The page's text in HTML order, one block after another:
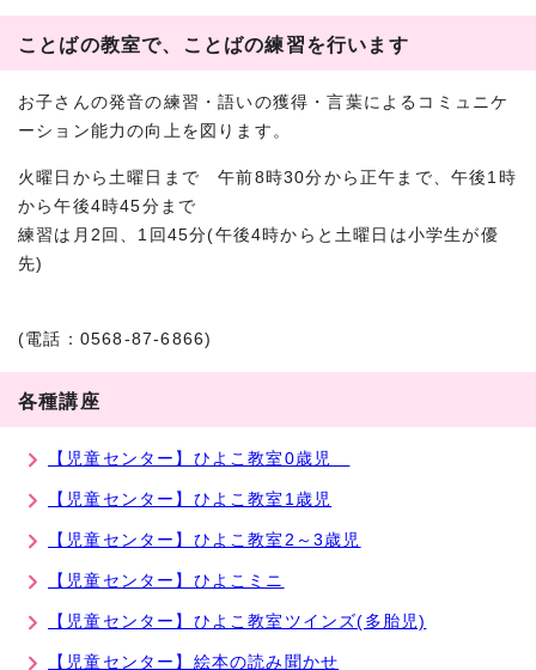
ことばの教室で、ことばの練習を行います
お子さんの発音の練習・語いの獲得・言葉によるコミュニケ
ーション能力の向上を図ります。
火曜日から土曜日まで 午前8時30分から正午まで、午後1時
から午後4時45分まで
練習は月2回、1回45分(午後4時からと土曜日は小学生が優
先)
(電話：0568-87-6866)
各種講座
【児童センター】ひよこ教室0歳児
【児童センター】ひよこ教室1歳児
【児童センター】ひよこ教室2～3歳児
【児童センター】ひよこミニ
【児童センター】ひよこ教室ツインズ(多胎児)
【児童センター】絵本の読み聞かせ